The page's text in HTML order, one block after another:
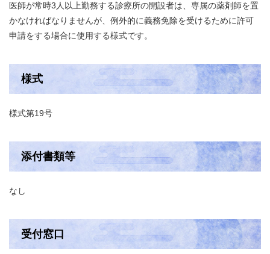
医師が常時3人以上勤務する診療所の開設者は、専属の薬剤師を置
かなければなりませんが、例外的に義務免除を受けるために許可
申請をする場合に使用する様式です。
様式
様式第19号
添付書類等
なし
受付窓口